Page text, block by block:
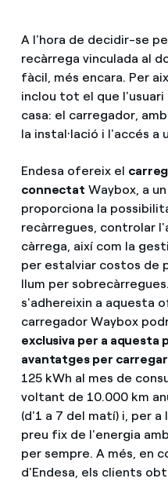
A l'hora de decidir-se
recàrrega vinculada al
fàcil, més encara. Per
inclou tot el que
casa: el carregador,
la instal·lació i l'accés a
Endesa ofereix el
connectat Waybox, a
proporciona la
recàrregues, controlar
càrrega, així com la
per estalviar costos de
llum per
s'adhereixin a aquesta
carregador Waybox
exclusiva per a aquesta
avantatges per carregar
125 kWh al mes de
voltant de 10.000 km
(d'1 a 7 del matí) i, per a
preu fix de l'energia
per sempre. A més, en
d'Endesa, els clients